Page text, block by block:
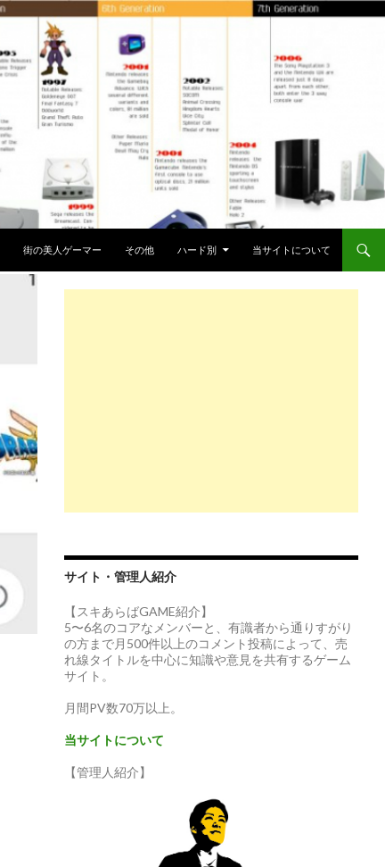
街の美人ゲーマー その他 ハード別 当サイトについて
サイト・管理人紹介
【スキあらばGAME紹介】
5〜6名のコアなメンバーと、有識者から通りすがり
の方まで月500件以上のコメント投稿によって、売
れ線タイトルを中心に知識や意見を共有するゲーム
サイト。
月間PV数70万以上。
当サイトについて
【管理人紹介】